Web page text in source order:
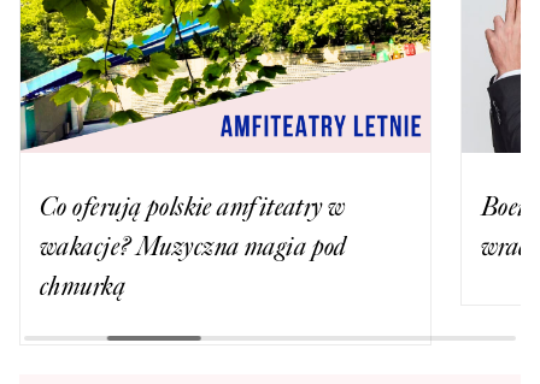
Co oferują polskie amfiteatry w
wakacje? Muzyczna magia pod
chmurką